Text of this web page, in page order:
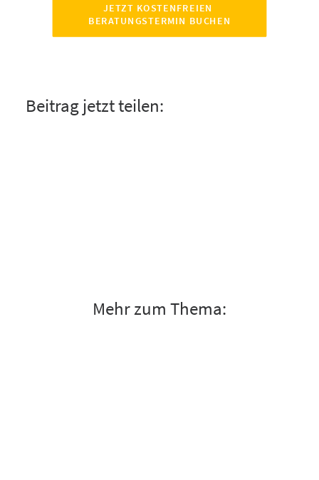
JETZT KOSTENFREIEN
BERATUNGSTERMIN BUCHEN
Beitrag jetzt teilen:
Mehr zum Thema: